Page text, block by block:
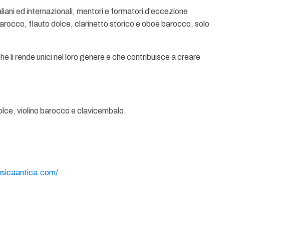
ed internazionali, mentori e formatori d'eccezione
flauto dolce, clarinetto storico e oboe barocco, solo
li rende unici nel loro genere e che contribuisce a creare
violino barocco e clavicembalo.